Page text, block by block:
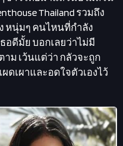
Thailand รวมถึง
ง หนุ่มๆ คนไหนที่กำลัง
อดีมั้ย บอกเลยว่าไม่มี
ม เว้นแต่ว่า กลัวจะถูก
ดเผาและอดใจตัวเองไว้